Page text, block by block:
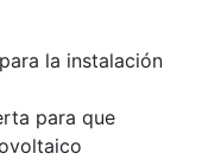
la instalación
para que